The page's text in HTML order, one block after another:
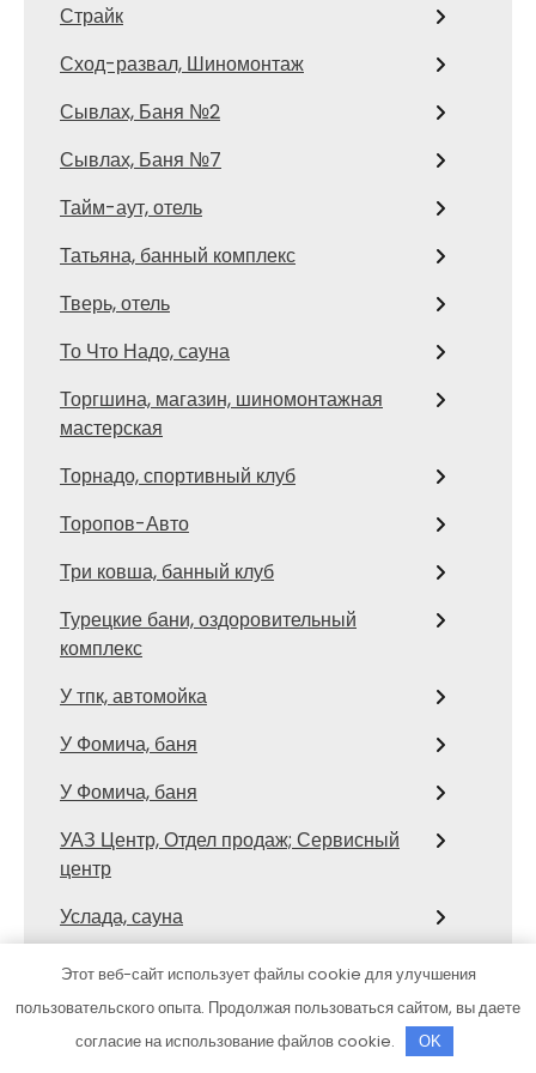
Страйк
Сход-развал, Шиномонтаж
Сывлах, Баня №2
Сывлах, Баня №7
Тайм-аут, отель
Татьяна, банный комплекс
Тверь, отель
То Что Надо, сауна
Торгшина, магазин, шиномонтажная
мастерская
Торнадо, спортивный клуб
Торопов-Авто
Три ковша, банный клуб
Турецкие бани, оздоровительный
комплекс
У тпк, автомойка
У Фомича, баня
У Фомича, баня
УАЗ Центр, Отдел продаж; Сервисный
центр
Услада, сауна
Установка газобаллонного
Феникс, автокомплекс
Этот веб-сайт использует файлы cookie для улучшения
пользовательского опыта. Продолжая пользоваться сайтом, вы даете
согласие на использование файлов cookie.
OK